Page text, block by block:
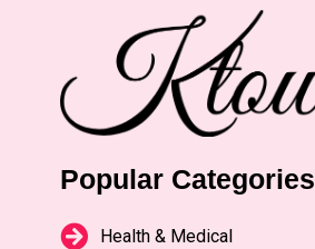
Popular Categories
Health & Medical